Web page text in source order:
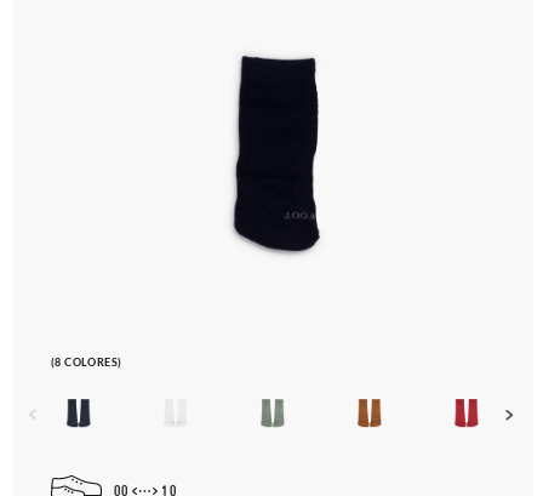
encargamos de enviarte un mensajero para que te recoja el
(8 COLORES)
00 10